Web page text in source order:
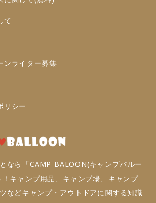
て
ンライター募集
リシー
なら「CAMP BALOON(キャンプバルー
キャンプ用品、キャンプ場、キャンプ
などキャンプ・アウトドアに関する知識